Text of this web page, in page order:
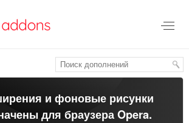
и фоновые рисунки
длябраузера Opera.